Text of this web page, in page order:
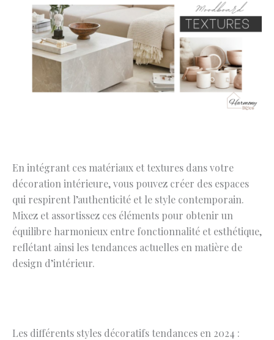
En intégrant ces matériaux et textures dans votre
décoration intérieure, vous pouvez créer des espaces
qui respirent l’authenticité et le style contemporain.
Mixez et assortissez ces éléments pour obtenir un
équilibre harmonieux entre fonctionnalité et esthétique,
reflétant ainsi les tendances actuelles en matière de
design d’intérieur.
Les différents styles décoratifs tendances en 2024 :